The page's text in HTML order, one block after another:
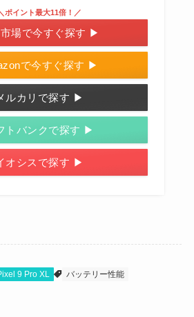
で今すぐ探す ▶
ポイント最大11倍！／
場で今すぐ探す ▶
ルカリで探す ▶
トバンクで探す ▶
オシスで探す ▶
9 Pro XL バッテリー性能